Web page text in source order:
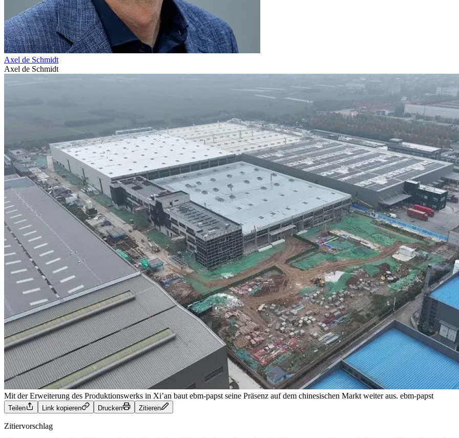
Axel de Schmidt
Axel de Schmidt
Mit der Erweiterung des Produktionswerks in Xi’an baut ebm-papst seine Präsenz auf dem chinesischen Markt weiter aus. ebm-papst
Teilen Link kopieren Drucken Zitieren
Zitiervorschlag